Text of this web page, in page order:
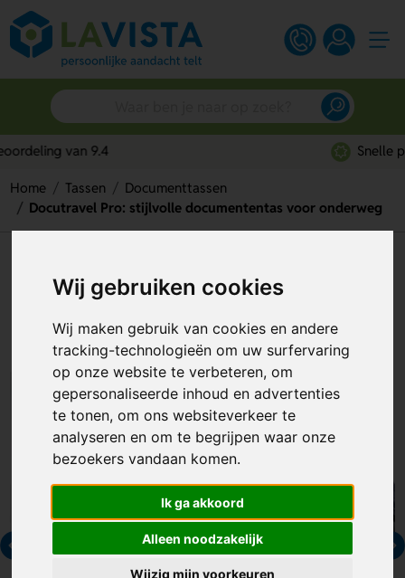
Wij gebruiken cookies
Wij maken gebruik van cookies en andere
tracking-technologieën om uw surfervaring
op onze website te verbeteren, om
gepersonaliseerde inhoud en advertenties
te tonen, om ons websiteverkeer te
analyseren en om te begrijpen waar onze
bezoekers vandaan komen.
Ik ga akkoord
Alleen noodzakelijk
Wijzig mijn voorkeuren
Home Tassen
Documenttassen
Docutravel Pro: stijlvolle documententas voor onderweg
documententas voor onderweg
Artikelnummer: 192771